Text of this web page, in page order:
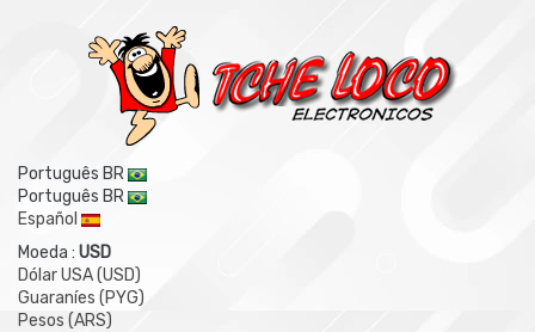
Português BR
Português BR
Español
Moeda : USD
Dólar USA (USD)
Guaraníes (PYG)
Pesos (ARS)